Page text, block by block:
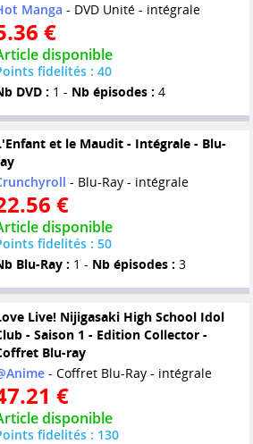
Manga - DVD Unité - intégrale
€
disponible
fidelités : 40
DVD : 1 - Nb épisodes : 4
et le Maudit - Intégrale - Blu-
- Blu-Ray - intégrale
€
disponible
fidelités : 50
Blu-Ray : 1 - Nb épisodes : 3
Live! Nijigasaki High School Idol
- Saison 1 - Edition Collector -
Blu-ray
- Coffret Blu-Ray - intégrale
€
disponible
fidelités : 130